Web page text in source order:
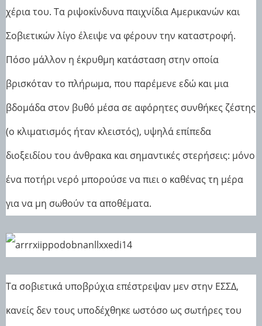
χέρια του. Τα ριψοκίνδυνα παιχνίδια Αμερικανών και
Σοβιετικών λίγο έλειψε να φέρουν την καταστροφή.
Πόσο μάλλον η έκρυθμη κατάσταση στην οποία
βρισκόταν το πλήρωμα, που παρέμενε εδώ και μια
βδομάδα στον βυθό μέσα σε αφόρητες συνθήκες ζέστης
(ο κλιματισμός ήταν κλειστός), υψηλά επίπεδα
διοξειδίου του άνθρακα και σημαντικές στερήσεις: μόνο
ένα ποτήρι νερό μπορούσε να πιει ο καθένας τη μέρα
για να μη σωθούν τα αποθέματα.
Τα σοβιετικά υποβρύχια επέστρεψαν μεν στην ΕΣΣΔ,
κανείς δεν τους υποδέχθηκε ωστόσο ως σωτήρες του